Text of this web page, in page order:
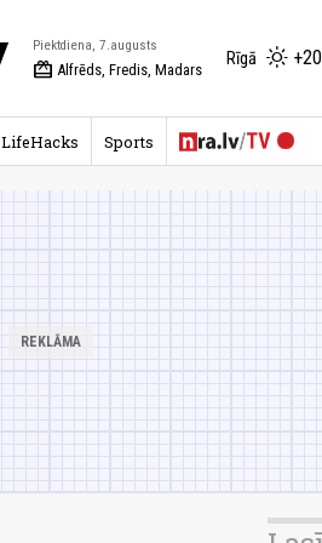
Piektdiena, 7.augusts
redeem Alfrēds, Fredis, Madars
Rīgā
LifeHacks Sports